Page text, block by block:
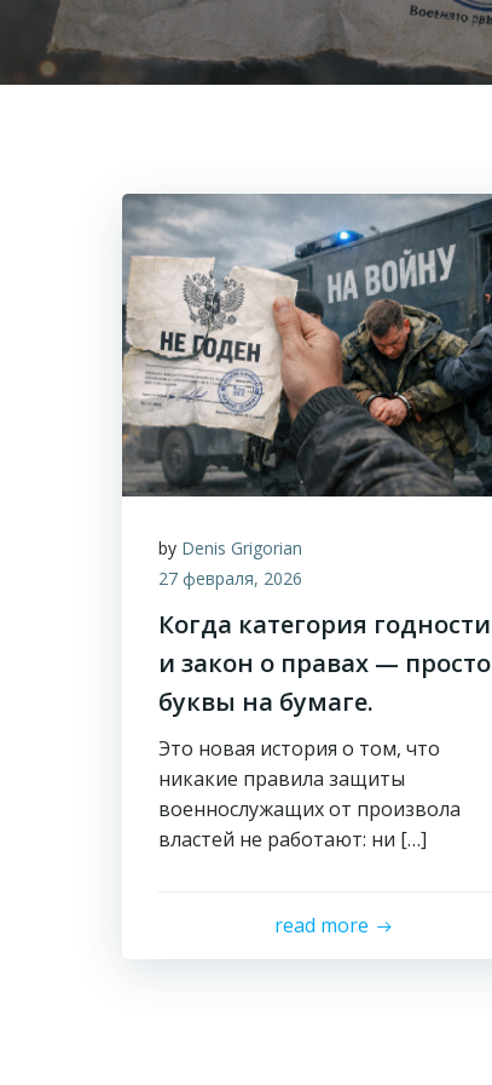
by Denis Grigorian
27 февраля, 2026
Когда категория годности
и закон о правах — просто
буквы на бумаге.
Это новая история о том, что
никакие правила защиты
военнослужащих от произвола
властей не работают: ни […]
read more